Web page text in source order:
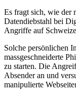
Es fragt sich, wie der
Datendiebstahl bei
Angriffe auf
Solche persönlichen
massgeschneiderte
zu starten. Die
Absender an und
manipulierte